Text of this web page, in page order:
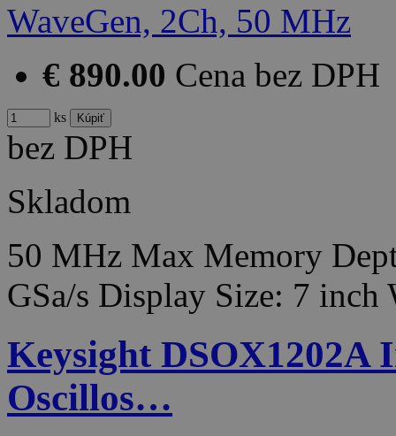
€ 890.00 Cena bez DPH
ks
bez DPH
Skladom
50 MHz Max Memory
GSa/s Display Size: 7
Keysight DSOX1202A
Oscillos…